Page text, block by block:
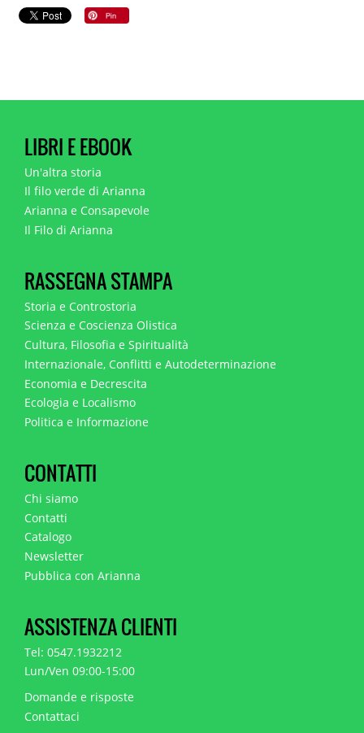
LIBRI E EBOOK
Un'altra storia
Il filo verde di Arianna
Arianna e Consapevole
Il Filo di Arianna
RASSEGNA STAMPA
Storia e Controstoria
Scienza e Coscienza Olistica
Cultura, Filosofia e Spiritualità
Internazionale, Conflitti e Autodeterminazione
Economia e Decrescita
Ecologia e Localismo
Politica e Informazione
CONTATTI
Chi siamo
Contatti
Catalogo
Newsletter
Pubblica con Arianna
ASSISTENZA CLIENTI
Tel: 0547.1932212
Lun/Ven 09:00-15:00
Domande e risposte
Contattaci